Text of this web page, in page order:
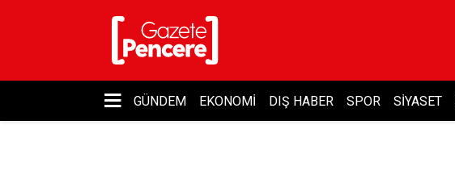
GÜNDEM EKONOMI DIŞ HABER SPOR SIYASET